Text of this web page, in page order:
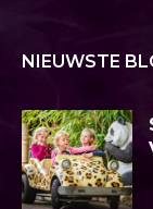
NIEUWSTE